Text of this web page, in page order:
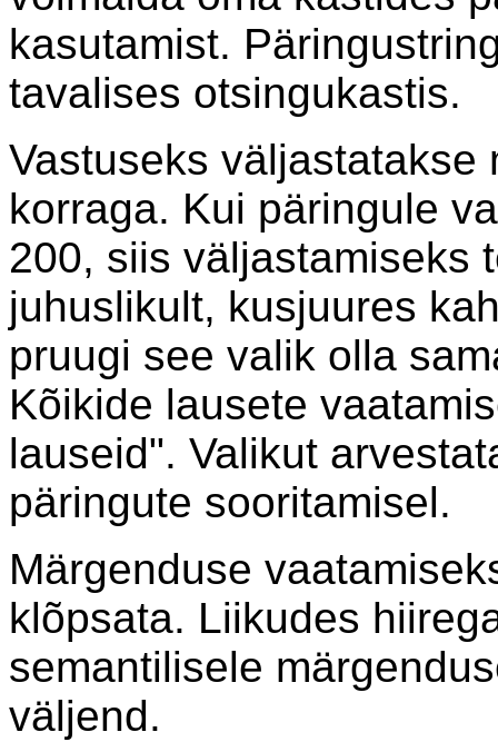
kasutamist.
tavalises otsingukastis.
Vastuseks väljastatakse
korraga. Kui päringule
200, siis väljastamiseks
juhuslikult, kusjuures
pruugi see valik olla
Kõikide lausete
lauseid". Valikut
päringute sooritamisel.
Märgenduse
klõpsata. Liikudes
semantilisele
väljend.